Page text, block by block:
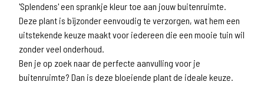
'Splendens' een sprankje kleur toe aan jouw buitenruimte.
Deze plant is bijzonder eenvoudig te verzorgen, wat hem een
uitstekende keuze maakt voor iedereen die een mooie tuin wil
zonder veel onderhoud.
Ben je op zoek naar de perfecte aanvulling voor je
buitenruimte? Dan is deze bloeiende plant de ideale keuze.